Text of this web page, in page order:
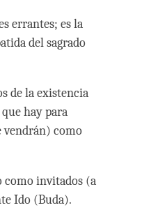
errantes; es la
del sagrado
de la existencia
hay para
vendrán) como
como invitados (a
Ido (Buda).